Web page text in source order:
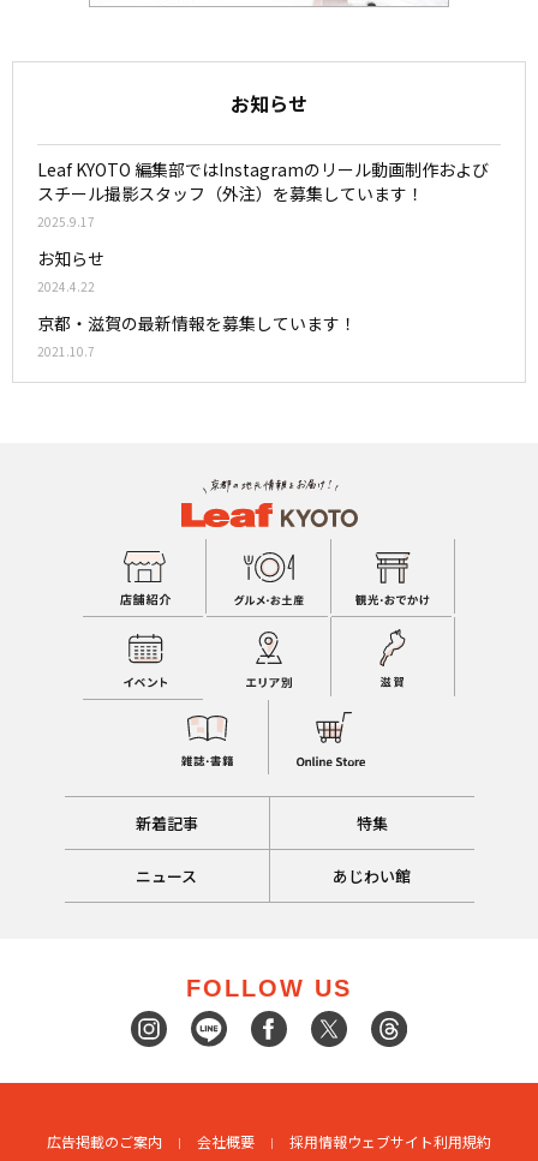
お知らせ
Leaf KYOTO 編集部ではInstagramのリール動画制作および
スチール撮影スタッフ（外注）を募集しています！
2025.9.17
お知らせ
2024.4.22
京都・滋賀の最新情報を募集しています！
2021.10.7
新着記事 特集
ニュース あじわい館
FOLLOW US
広告掲載のご案内 会社概要 採用情報ウェブサイト利用規約